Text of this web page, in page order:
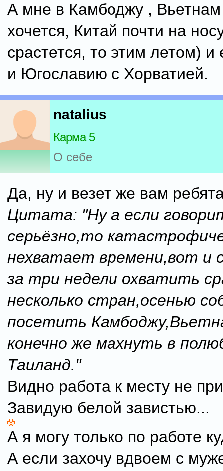
А мне в Камбоджу ,
хочется, Китай почти на
срастется, то этим летом)
и Югославию с Хорватией.
natalius
Карма 5
О себе
Да, ну и везет же вам
Цитата: "Ну а если
серьёзно,то
нехватает времени,вот и
за три недели охватить
несколько стран,осенью
посетить
конечно же махнуть в
Таиланд."
Видно работа к месту не
Завидую белой завистью...
А я могу только по работе
А если захочу вдвоем с